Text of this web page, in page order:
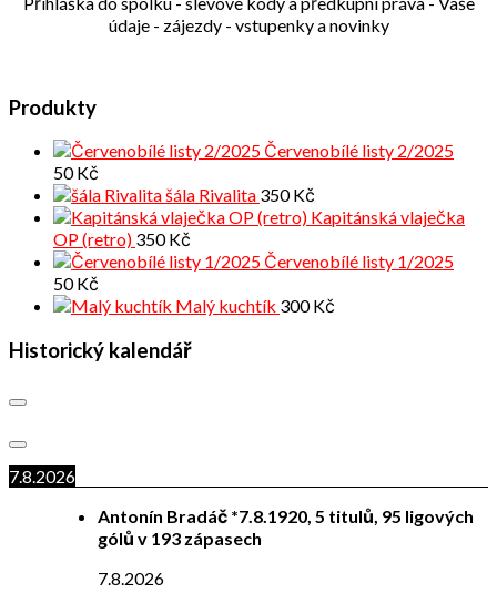
údaje - zájezdy - vstupenky a novinky
Produkty
Červenobílé listy 2/2025
50Kč
šála Rivalita 350Kč
Kapitánská vlaječka
OP (retro) 350Kč
Červenobílé listy 1/2025
50Kč
Malý kuchtík 300Kč
Historický kalendář
7.8.2026
Antonín Bradáč *7.8.1920, 5 titulů, 95 ligových
gólů v 193 zápasech
7.8.2026